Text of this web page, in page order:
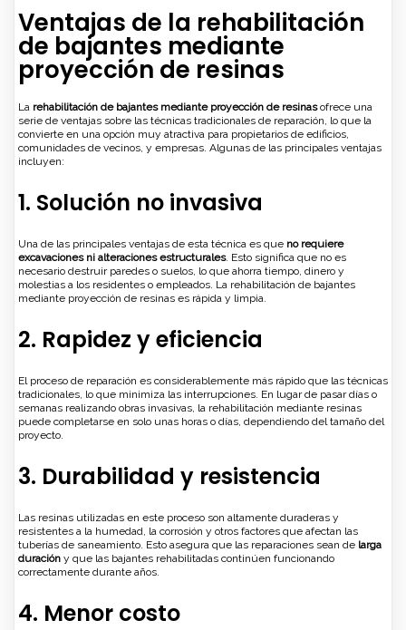
Ventajas de la rehabilitación
de bajantes mediante
proyección de resinas
La rehabilitación de bajantes mediante proyección de resinasofrece una
serie de ventajas sobre las técnicas tradicionales de reparación, lo que la
convierte en una opción muy atractiva para propietarios de edificios,
comunidades de vecinos, y empresas. Algunas de las principales ventajas
incluyen:
1. Solución no invasiva
Una de las principales ventajas de esta técnica es que no requiere
excavaciones ni alteraciones estructurales. Esto significa que no es
necesario destruir paredes o suelos, lo que ahorra tiempo, dinero y
molestias a los residentes o empleados. La rehabilitación de bajantes
mediante proyección de resinas es rápida y limpia.
2. Rapidez y eficiencia
El proceso de reparación es considerablemente más rápido que las técnicas
tradicionales, lo que minimiza las interrupciones. En lugar de pasar días o
semanas realizando obras invasivas, la rehabilitación mediante resinas
puede completarse en solo unas horas o días, dependiendo del tamaño del
proyecto.
3. Durabilidad y resistencia
Las resinas utilizadas en este proceso son altamente duraderas y
resistentes a la humedad, la corrosión y otros factores que afectan las
tuberías de saneamiento. Esto asegura que las reparaciones sean de larga
duración y que las bajantes rehabilitadas continúen funcionando
correctamente durante años.
4. Menor costo